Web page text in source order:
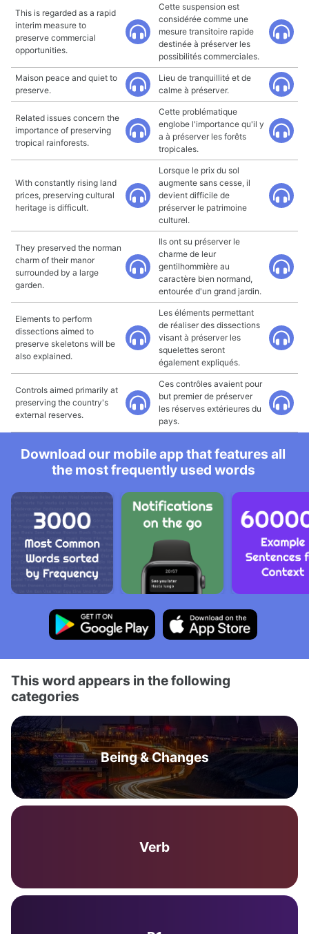
This is regarded as a rapid
interim measure to
preserve commercial
opportunities.
Cette suspension est
considérée comme une
mesure transitoire rapide
destinée à préserver les
possibilités commerciales.
Maison peace and quiet to
preserve.
Lieu de tranquillité et de
calme à préserver.
Related issues concern the
importance of preserving
tropical rainforests.
Cette problématique
englobe l'importance qu'il y
a à préserver les forêts
tropicales.
With constantly rising land
prices, preserving cultural
heritage is difficult.
Lorsque le prix du sol
augmente sans cesse, il
devient difficile de
préserver le patrimoine
culturel.
They preserved the norman
charm of their manor
surrounded by a large
garden.
Ils ont su préserver le
charme de leur
gentilhommière au
caractère bien normand,
entourée d'un grand jardin.
Elements to perform
dissections aimed to
preserve skeletons will be
also explained.
Les éléments permettant
de réaliser des dissections
visant à préserver les
squelettes seront
également expliqués.
Controls aimed primarily at
preserving the country's
external reserves.
Ces contrôles avaient pour
but premier de préserver
les réserves extérieures du
pays.
Download our mobile app that features all
the most frequently used words
This word appears in the following
categories
Being & Changes
Verb